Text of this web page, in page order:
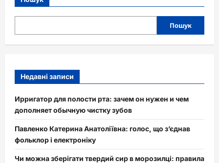
Пошук
Недавні записи
Ирригатор для полости рта: зачем он нужен и чем
дополняет обычную чистку зубов
Павленко Катерина Анатоліївна: голос, що з’єднав
фольклор і електроніку
Чи можна зберігати твердий сир в морозилці: правила